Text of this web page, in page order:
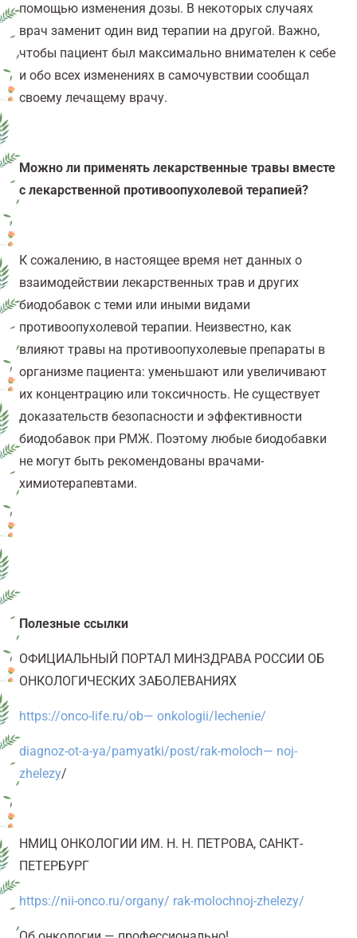
помощью изменения дозы. В некоторых случаях
врач заменит один вид терапии на другой. Важно,
чтобы пациент был максимально внимателен к себе
и обо всех изменениях в самочувствии сообщал
своему лечащему врачу.
Можно ли применять лекарственные травы вместе
с лекарственной противоопухолевой терапией?
К сожалению, в настоящее время нет данных о
взаимодействии лекарственных трав и других
биодобавок с теми или иными видами
противоопухолевой терапии. Неизвестно, как
влияют травы на противоопухолевые препараты в
организме пациента: уменьшают или увеличивают
их концентрацию или токсичность. Не существует
доказательств безопасности и эффективности
биодобавок при РМЖ. Поэтому любые биодобавки
не могут быть рекомендованы врачами-
химиотерапевтами.
Полезные ссылки
ОФИЦИАЛЬНЫЙ ПОРТАЛ МИНЗДРАВА РОССИИ ОБ
ОНКОЛОГИЧЕСКИХ ЗАБОЛЕВАНИЯХ
https://onco-life.ru/ob— onkologii/lechenie/
diagnoz-ot-a-ya/pamyatki/post/rak-moloch— noj-
zhelezy/
НМИЦ ОНКОЛОГИИ ИМ. Н. Н. ПЕТРОВА, САНКТ-
ПЕТЕРБУРГ
https://nii-onco.ru/organy/ rak-molochnoj-zhelezy/